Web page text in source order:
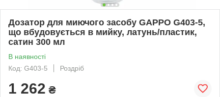
Дозатор для миючого засобу GAPPO G403-5,
що вбудовується в мийку, латунь/пластик,
сатин 300 мл
В наявності
Код: G403-5
Роздріб
1 262 ₴